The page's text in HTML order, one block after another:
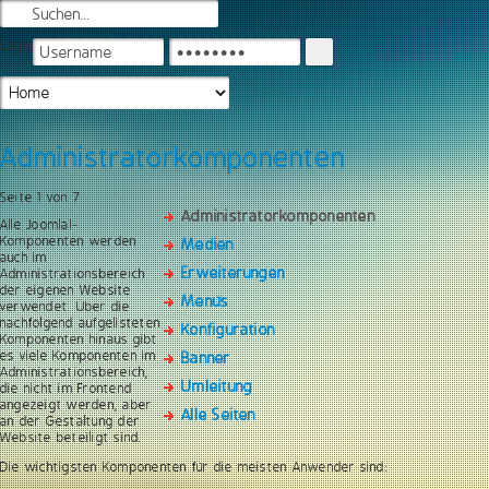
Login
Administratorkomponenten
Administratorkomponenten
Medien
Erweiterungen
Menüs
Konfiguration
Banner
Umleitung
Alle Seiten
Seite 1 von 7
Alle Joomla!-
Komponenten werden
auch im
Administrationsbereich
der eigenen Website
verwendet. Über die
nachfolgend aufgelisteten
Komponenten hinaus gibt
es viele Komponenten im
Administrationsbereich,
die nicht im Frontend
angezeigt werden, aber
an der Gestaltung der
Website beteiligt sind.
Die wichtigsten Komponenten für die meisten Anwender sind: